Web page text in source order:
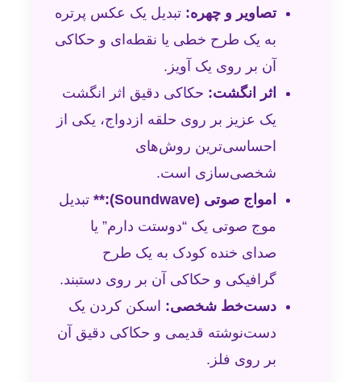
تصاویر و چهره: تبدیل یک عکس پرتره
به یک طرح خطی یا نقطه‌ای و حکاکی
آن بر روی یک آویز.
اثر انگشت: حکاکی دقیق اثر انگشت
یک عزیز بر روی حلقه ازدواج، یکی از
احساسی‌ترین روش‌های
شخصی‌سازی است.
امواج صوتی (Soundwave):**
تبدیل
موج صوتی یک “دوستت دارم” یا
صدای خنده کودک به یک طرح
گرافیکی و حکاکی آن بر روی دستبند.
دست‌خط شخصی: اسکن کردن یک
دست‌نوشته قدیمی و حکاکی دقیق آن
بر روی فلز.